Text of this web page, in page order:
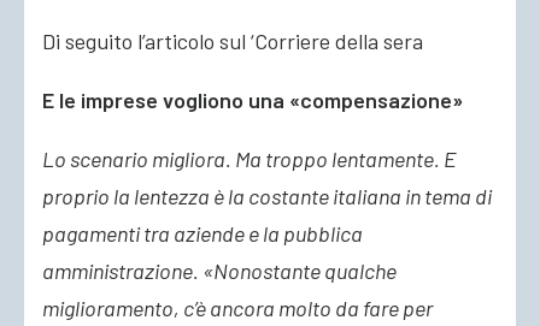
Di seguito l’articolo sul ‘Corriere della sera
E le imprese vogliono una «compensazione»
Lo scenario migliora. Ma troppo lentamente. E
proprio la lentezza è la costante italiana in tema di
pagamenti tra aziende e la pubblica
amministrazione. «Nonostante qualche
miglioramento, c’è ancora molto da fare per